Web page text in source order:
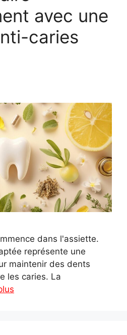
avec une
caries
dans l'assiette.
représente une
maintenir des dents
les caries. La